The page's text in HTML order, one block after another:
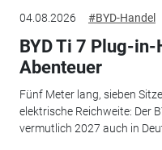
04.08.2026 #BYD-Handel
BYD Ti 7 Plug-in-
Abenteuer
Fünf Meter lang, sieben
elektrische Reichweite: Der
vermutlich 2027 auch in